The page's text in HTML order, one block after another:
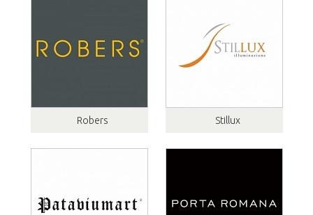
Robers Stillux